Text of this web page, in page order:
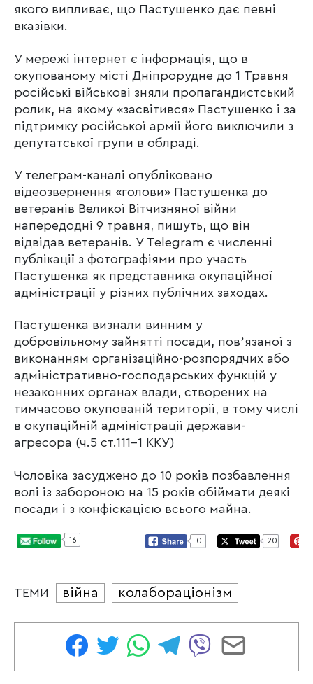
якого випливає, що Пастушенко дає певні
вказівки.
У мережі інтернет є інформація, що в
окупованому місті Дніпрорудне до 1 Травня
російські військові зняли пропагандистський
ролик, на якому «засвітився» Пастушенко і за
підтримку російської армії його виключили з
депутатської групи в облраді.
У телеграм-каналі опубліковано
відеозвернення «голови» Пастушенка до
ветеранів Великої Вітчизняної війни
напередодні 9 травня, пишуть, що він
відвідав ветеранів. У Telegram є численні
публікації з фотографіями про участь
Пастушенка як представника окупаційної
адміністрації у різних публічних заходах.
Пастушенка визнали винним у
добровільному зайнятті посади, повʼязаної з
виконанням організаційно-розпорядчих або
адміністративно-господарських функцій у
незаконних органах влади, створених на
тимчасово окупованій території, в тому числі
в окупаційній адміністрації держави-
агресора (ч.5 ст.111-1 ККУ)
Чоловіка засуджено до 10 років позбавлення
волі із забороною на 15 років обіймати деякі
посади і з конфіскацією всього майна.
16 0 20
ТЕМИ війна колабораціонізм